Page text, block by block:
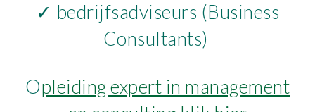
✓ bedrijfsadviseurs (Business
Consultants)
Opleiding expert in management